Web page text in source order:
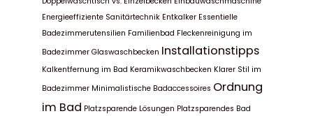
Energieeffiziente Sanitärtechnik Entkalker Essentielle
Badezimmerutensilien Familienbad Fleckenreinigung im
Badezimmer Glaswaschbecken Installationstipps
Kalkentfernung im Bad Keramikwaschbecken Klarer Stil im
Badezimmer Minimalistische Badaccessoires Ordnung
im Bad Platzsparende Lösungen Platzsparendes Bad